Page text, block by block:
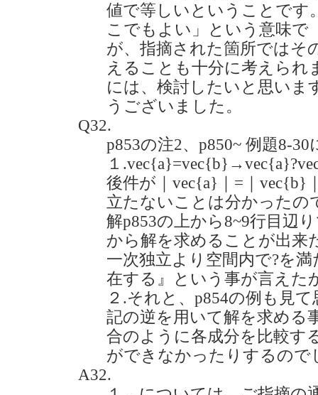
値で等しいということです
こでもよい」という意味で
が、指摘された箇所ではそ
えることも十分に考えられ
には、検討したいと思いま
うございました。
Q32.
p853の注2、p850~ 例題8-
１
後件が｜vec{a}｜=｜vec{b}
立たないことは分かったの
解p853の上から8~9行目辺
から解を求めることが出来
一次独立より空間内で?を
在する』という事が言えた
２.それと、p854の例も見
記の逆を用いて解を求める
合のように各成分を比較す
ができなかったりするので
A32.